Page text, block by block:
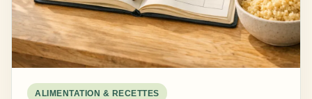
ALIMENTATION & RECETTES